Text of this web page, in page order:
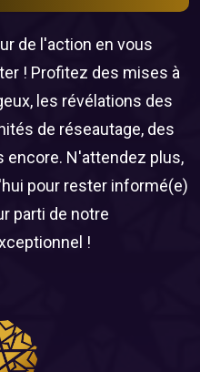
de l'action en vous
! Profitez des mises à
les révélations des
de réseautage, des
N'attendez plus,
pour rester informé(e)
parti de notre
!